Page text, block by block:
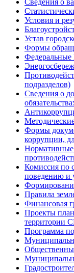
Сведения о
Условия и
Устав
Формы
подразделов)
Сведения о
Формы
коррупции,
Комиссия по
поведению и
Правила
Финансовая
Проекты
территории
Программа